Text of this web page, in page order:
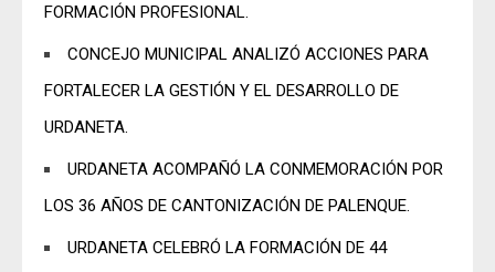
FORMACIÓN PROFESIONAL.
CONCEJO MUNICIPAL ANALIZÓ ACCIONES PARA
FORTALECER LA GESTIÓN Y EL DESARROLLO DE
URDANETA.
URDANETA ACOMPAÑÓ LA CONMEMORACIÓN POR
LOS 36 AÑOS DE CANTONIZACIÓN DE PALENQUE.
URDANETA CELEBRÓ LA FORMACIÓN DE 44